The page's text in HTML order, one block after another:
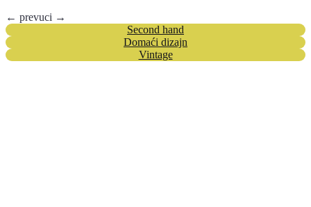
← prevuci →
Second hand
Domaći dizajn
Vintage